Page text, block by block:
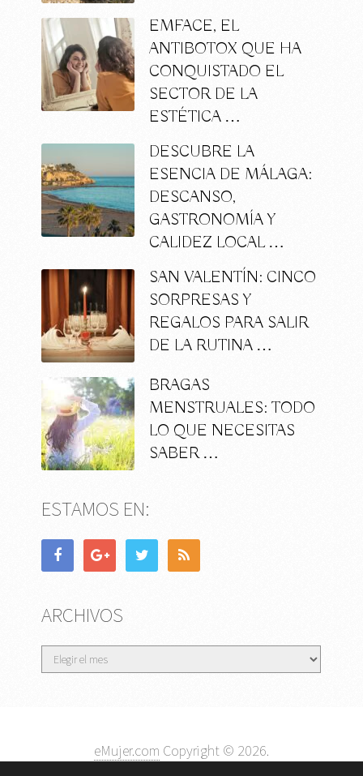
EMFACE, EL
ANTIBOTOX QUE HA
CONQUISTADO EL
SECTOR DE LA
ESTÉTICA …
DESCUBRE LA
ESENCIA DE MÁLAGA:
DESCANSO,
GASTRONOMÍA Y
CALIDEZ LOCAL …
SAN VALENTÍN: CINCO
SORPRESAS Y
REGALOS PARA SALIR
DE LA RUTINA …
BRAGAS
MENSTRUALES: TODO
LO QUE NECESITAS
SABER …
ESTAMOS EN:
ARCHIVOS
Archivos
eMujer.com Copyright © 2026.